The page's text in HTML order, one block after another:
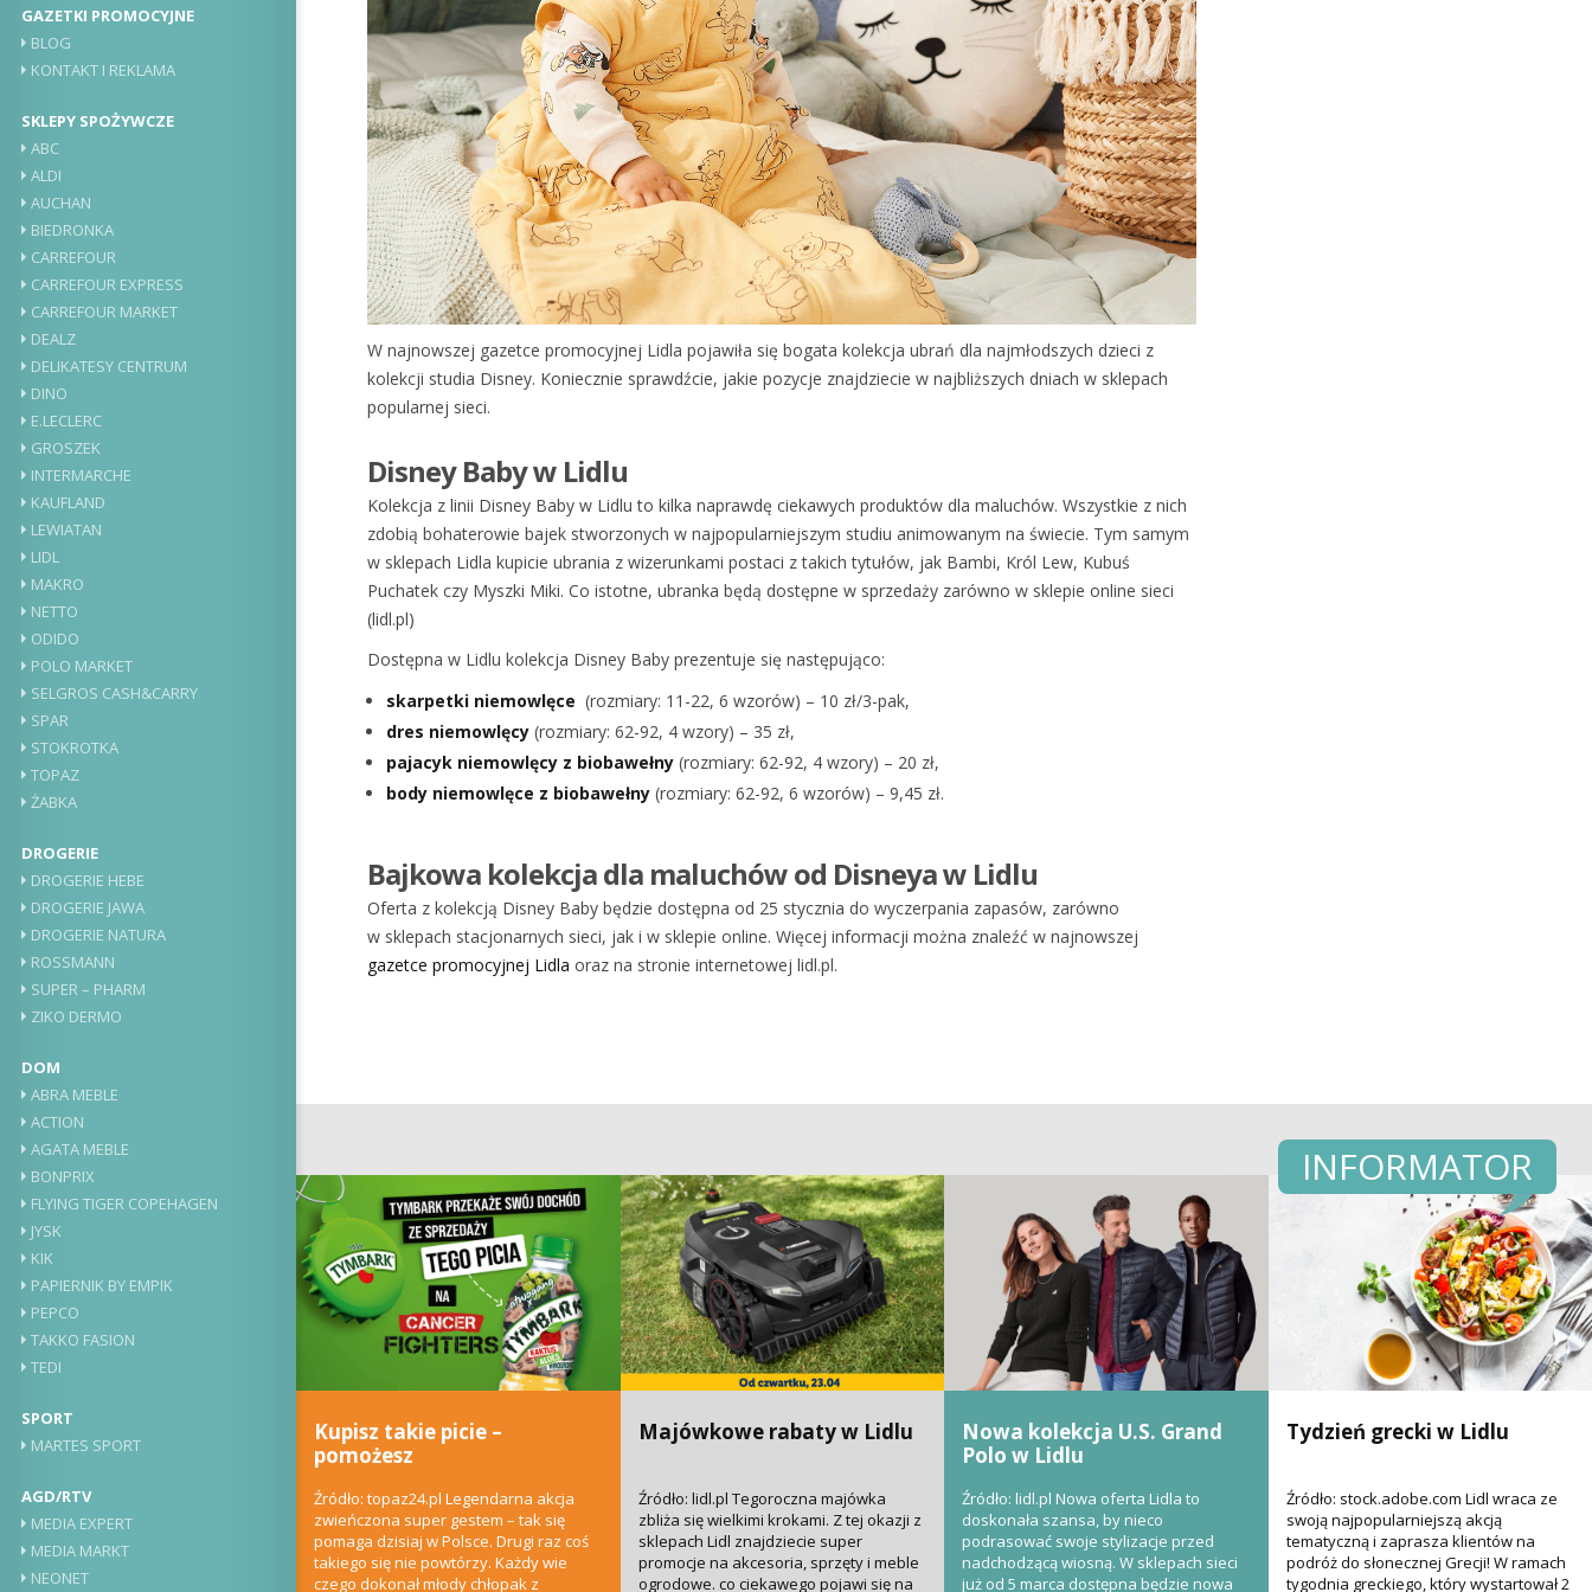
GAZETKI PROMOCYJNE
BLOG
KONTAKT I REKLAMA
SKLEPY SPOŻYWCZE
ABC
ALDI
AUCHAN
BIEDRONKA
CARREFOUR
CARREFOUR EXPRESS
CARREFOUR MARKET
DEALZ
DELIKATESY CENTRUM
DINO
E.LECLERC
GROSZEK
INTERMARCHE
KAUFLAND
LEWIATAN
LIDL
MAKRO
NETTO
ODIDO
POLO MARKET
SELGROS CASH&CARRY
SPAR
STOKROTKA
TOPAZ
ŻABKA
DROGERIE
DROGERIE HEBE
DROGERIE JAWA
DROGERIE NATURA
ROSSMANN
SUPER – PHARM
ZIKO DERMO
DOM
ABRA MEBLE
ACTION
AGATA MEBLE
BONPRIX
FLYING TIGER COPEHAGEN
JYSK
KIK
PAPIERNIK BY EMPIK
PEPCO
TAKKO FASION
TEDI
SPORT
MARTES SPORT
AGD/RTV
MEDIA EXPERT
MEDIA MARKT
NEONET
W najnowszej gazetce promocyjnej Lidla pojawiła się bogata kolekcja ubrań dla najmłodszych dzieci z
kolekcji studia Disney. Koniecznie sprawdźcie, jakie pozycje znajdziecie w najbliższych dniach w sklepach
popularnej sieci.
Disney Baby w Lidlu
Kolekcja z linii Disney Baby w Lidlu to kilka naprawdę ciekawych produktów dla maluchów. Wszystkie z nich
zdobią bohaterowie bajek stworzonych w najpopularniejszym studiu animowanym na świecie. Tym samym
w sklepach Lidla kupicie ubrania z wizerunkami postaci z takich tytułów, jak Bambi, Król Lew, Kubuś
Puchatek czy Myszki Miki. Co istotne, ubranka będą dostępne w sprzedaży zarówno w sklepie online sieci
(lidl.pl)
Dostępna w Lidlu kolekcja Disney Baby prezentuje się następująco:
skarpetki niemowlęce (rozmiary: 11-22, 6 wzorów) – 10 zł/3-pak,
dres niemowlęcy (rozmiary: 62-92, 4 wzory) – 35 zł,
pajacyk niemowlęcy z biobawełny (rozmiary: 62-92, 4 wzory) – 20 zł,
body niemowlęce z biobawełny (rozmiary: 62-92, 6 wzorów) – 9,45 zł.
Bajkowa kolekcja dla maluchów od Disneya w Lidlu
Oferta z kolekcją Disney Baby będzie dostępna od 25 stycznia do wyczerpania zapasów, zarówno
w sklepach stacjonarnych sieci, jak i w sklepie online. Więcej informacji można znaleźć w najnowszej
gazetce promocyjnej Lidla oraz na stronie internetowej lidl.pl.
INFORMATOR
Kupisz takie picie –
pomożesz
Źródło: topaz24.pl Legendarna akcja
zwieńczona super gestem – tak się
pomaga dzisiaj w Polsce. Drugi raz coś
takiego się nie powtórzy. Każdy wie
czego dokonał młody chłopak z
Majówkowe rabaty w Lidlu
Źródło: lidl.pl Tegoroczna majówka
zbliża się wielkimi krokami. Z tej okazji z
sklepach Lidl znajdziecie super
promocje na akcesoria, sprzęty i meble
ogrodowe. co ciekawego pojawi się na
Nowa kolekcja U.S. Grand
Polo w Lidlu
Źródło: lidl.pl Nowa oferta Lidla to
doskonała szansa, by nieco
podrasować swoje stylizacje przed
nadchodzącą wiosną. W sklepach sieci
już od 5 marca dostępna będzie nowa
Tydzień grecki w Lidlu
Źródło: stock.adobe.com Lidl wraca ze
swoją najpopularniejszą akcją
tematyczną i zaprasza klientów na
podróż do słonecznej Grecji! W ramach
tygodnia greckiego, który wystartował 2